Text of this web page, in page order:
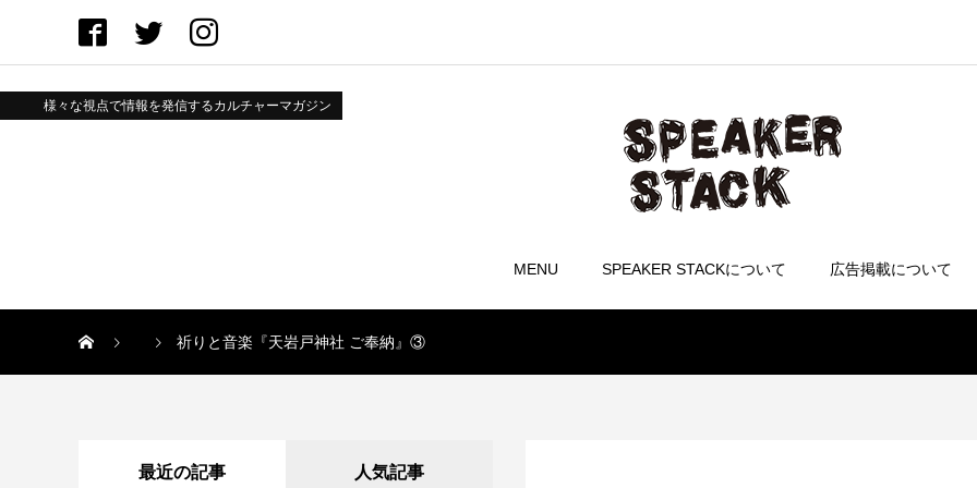
様々な視点で情報を発信するカルチャーマガジン
MENU SPEAKER STACKについて 広告掲載について
祈りと音楽『天岩戸神社 ご奉納』③
最近の記事 人気記事